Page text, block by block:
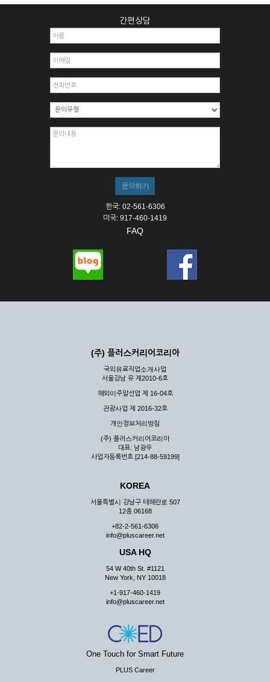
2. 개인정보를 허위로 기재하여 신청할 경우
3. 경쟁 관게에 있는 이용자가 신청할 경우
4. 타인의 서비스 이용을 방해하거나, 정보를 도용한 경우
6. 이용자가 영업활동 또는 부정한 용도로 본 서비스를 이용할
7. 회사의 정보를 사전 승낙 없이 전재, 변조, 복사하여 이용하
8. 기타 회사가 정한 제반 사항을 위반하며 신청하는 경우
제5조 (서비스의 이용 및 중지)
② 시스템 점검, 교체 및 고장, 기술적인 이유, 국가비상사태, 정
스가 불가능할 경우 회사는 사전 공지나 예고 없이 서비스의 전
부 또는 일부를 일시적 또는 영구적으로 중지할 수 있습니다.
③ 기타 회사는 서비스를 제공할 수 없는 합당한 사유가 발생한
④ 회사는 제 2항 및 제 3항의 사유로 서비스의 제공이 일시적
여 배상하지 않습니다.
제3장 권리 및 의무
공할 수 있도록 최선의 노력을 다하여야 합니다.
게 누설, 배포하여서는 안됩니다. 다만, 관계법령에 의하여 국가
기관 등의 합법적인 요구가 있는 경우에는 해당 되지 않습니다.
③ 회사는 이용자로부터 제기되는 의견이나 불만이 정당하다고
인정할 경우에는 즉시 처리하여야 하며, 즉시 처리가 곤란한 경
우 그 처리를 위해 노력해야 합니다.
제7조 (회원의 의무)
① 회원은 ID와 비밀 번호에 관한 모든 관리의 책임이 있으며
② 회원은 이용신청서의 기재내용 중 변경된 내용이 있는 경우
서비스를 통하여 그 내용을 회사에 통지하여야 합니다.
③ 다른 회원의 ID와 비밀번호를 부당하게 사용하는 행위를
④ 회원은 회사의 서비스에서 타 사이트의 홍보행위를 하지 않
아야 하며 공공질서나 미풍약속에 위배되는 내용 혹은 저작권을
리 행위도 할 수 없습니다.
사가 통지하는 사항을 준수하여야 하며, 기타 회사의 업무에 방
해되는 행위를 하여서는 아니 됩니다.
제8조 (회원의 관리)
① 회원은 언제든 이 약관에 대한 동의를 철회할 수 있습니다.
간편상담
한국: 02-561-6306
미국: 917-460-1419
FAQ
(주) 플러스커리어코리아
국외유료직업소개사업
서울강남 유 제2010-6호
해외이주알선업 제 16-04호
관광사업 제 2016-32호
개인정보처리방침
(주) 플러스커리어코리아
대표: 남광우
사업자등록번호 [214-88-59199]
KOREA
서울특별시 강남구 테헤란로 507
12층 06168
+82-2-561-6306
info@pluscareer.net
USA HQ
54 W 40th St. #1121
New York, NY 10018
+1-917-460-1419
info@pluscareer.net
One Touch for Smart Future
PLUS Career